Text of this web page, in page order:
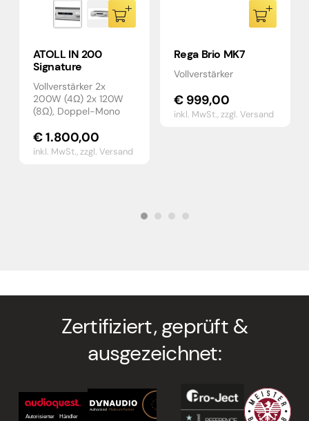
ATOLL IN 200
Signature
Vollverstärker 2x
200W (4Ω) 2x 120W
(8Ω), Doppel-Mono
€1.800,00
inkl. MwSt.,zzgl. Versand
Rega Brio MK7
Vollverstärker
€999,00
inkl. MwSt.,zzgl. Versand
Zertifiziert, geprüft &
ausgezeichnet: